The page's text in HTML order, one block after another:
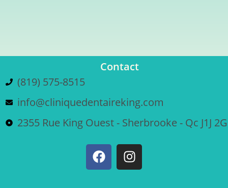
Contact
(819) 575-8515
info@cliniquedentaireking.com
2355 Rue King Ouest - Sherbrooke - Qc J1J